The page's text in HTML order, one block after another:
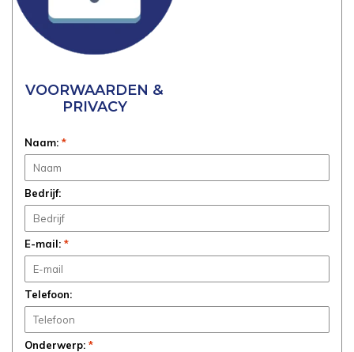
VOORWAARDEN &
PRIVACY
Naam: *
Bedrijf:
E-mail: *
Telefoon:
Onderwerp: *